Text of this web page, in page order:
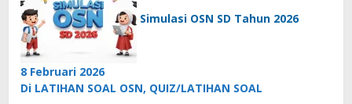
Simulasi OSN SD Tahun 2026
8 Februari 2026
Di LATIHAN SOAL OSN, QUIZ/LATIHAN SOAL